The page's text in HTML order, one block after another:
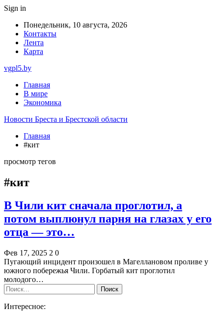
Sign in
Понедельник, 10 августа, 2026
Контакты
Лента
Карта
vgpl5.by
Главная
В мире
Экономика
Новости Бреста и Брестской области
Главная
#кит
просмотр тегов
#кит
В Чили кит сначала проглотил, а
потом выплюнул парня на глазах у его
отца — это…
Фев 17, 2025 2 0
Пугающий инцидент произошел в Магеллановом проливе у
южного побережья Чили. Горбатый кит проглотил
молодого…
Интересное: